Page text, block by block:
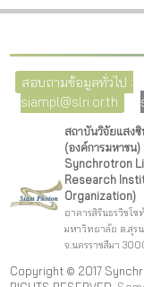
สอบถามข้อมูลทั่วไป :
siampl@slri.or.th
สถาบันวิจัยแสง
(องค์การมหาชน)
Synchrotron
Research
Organization)
อาคารสิรินธรวิชโชทั
มหาวิทยาลัย ต.สุรน
จ.นครราชสีมา
Copyright © 2017